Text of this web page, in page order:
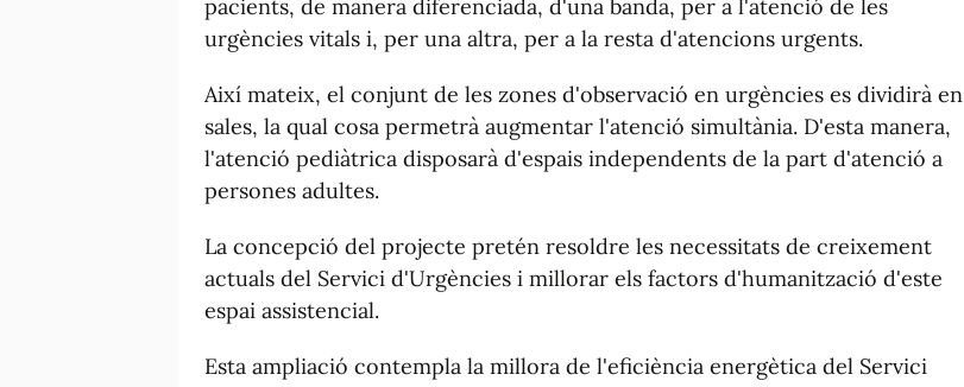
pacients, de manera diferenciada, d'una banda, per a l'atenció de les
urgències vitals i, per una altra, per a la resta d'atencions urgents.
Així mateix, el conjunt de les zones d'observació en urgències es dividirà en
sales, la qual cosa permetrà augmentar l'atenció simultània. D'esta manera,
l'atenció pediàtrica disposarà d'espais independents de la part d'atenció a
persones adultes.
La concepció del projecte pretén resoldre les necessitats de creixement
actuals del Servici d'Urgències i millorar els factors d'humanització d'este
espai assistencial.
Esta ampliació contempla la millora de l'eficiència energètica del Servici